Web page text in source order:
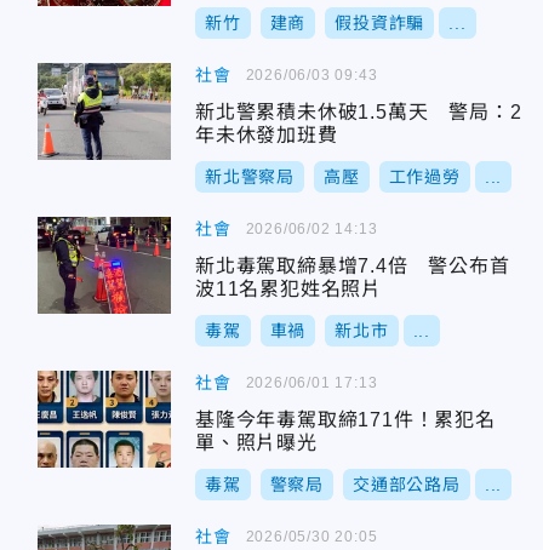
新竹 建商 假投資詐騙
社會
新北警累積未休破1.5萬天 警局：2
年未休發加班費
新北警察局 高壓 工作過勞
2026/06/03 09:43
社會
新北毒駕取締暴增7.4倍 警公布首
波11名累犯姓名照片
毒駕 車禍 新北市
2026/06/02 14:13
社會
基隆今年毒駕取締171件！累犯名
單、照片曝光
毒駕 警察局 交通部公路局
2026/06/01 17:13
社會 2026/05/30 20:05